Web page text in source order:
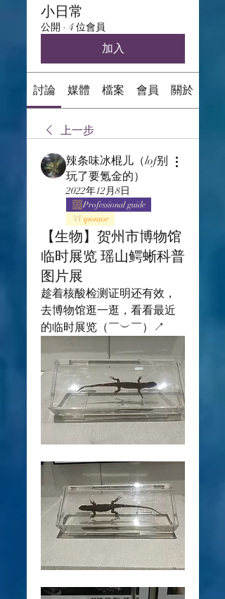
小日常
公開 · 4 位會員
加入
討論 媒體 檔案 會員 關於
上一步
辣条味冰棍儿（lof别
玩了要氪金的）
2022年12月8日
Professional guide
sponsor
【生物】贺州市博物馆
临时展览 瑶山鳄蜥科普
图片展
趁着核酸检测证明还有效，
去博物馆逛一逛，看看最近
的临时展览（￣︶￣）↗